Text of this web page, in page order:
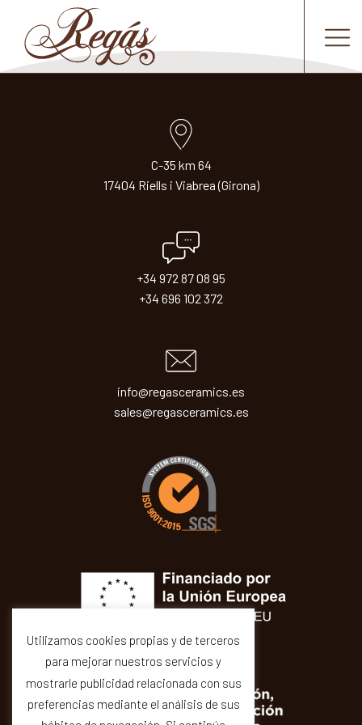
C-35 km 64
17404 Riells i Viabrea (Girona)
+34 972 87 08 95
+34 696 102 372
info@regasceramics.es
sales@regasceramics.es
Utilizamos cookies propias y de terceros
para mejorar nuestros servicios y
mostrarle publicidad relacionada con sus
preferencias mediante el análisis de sus